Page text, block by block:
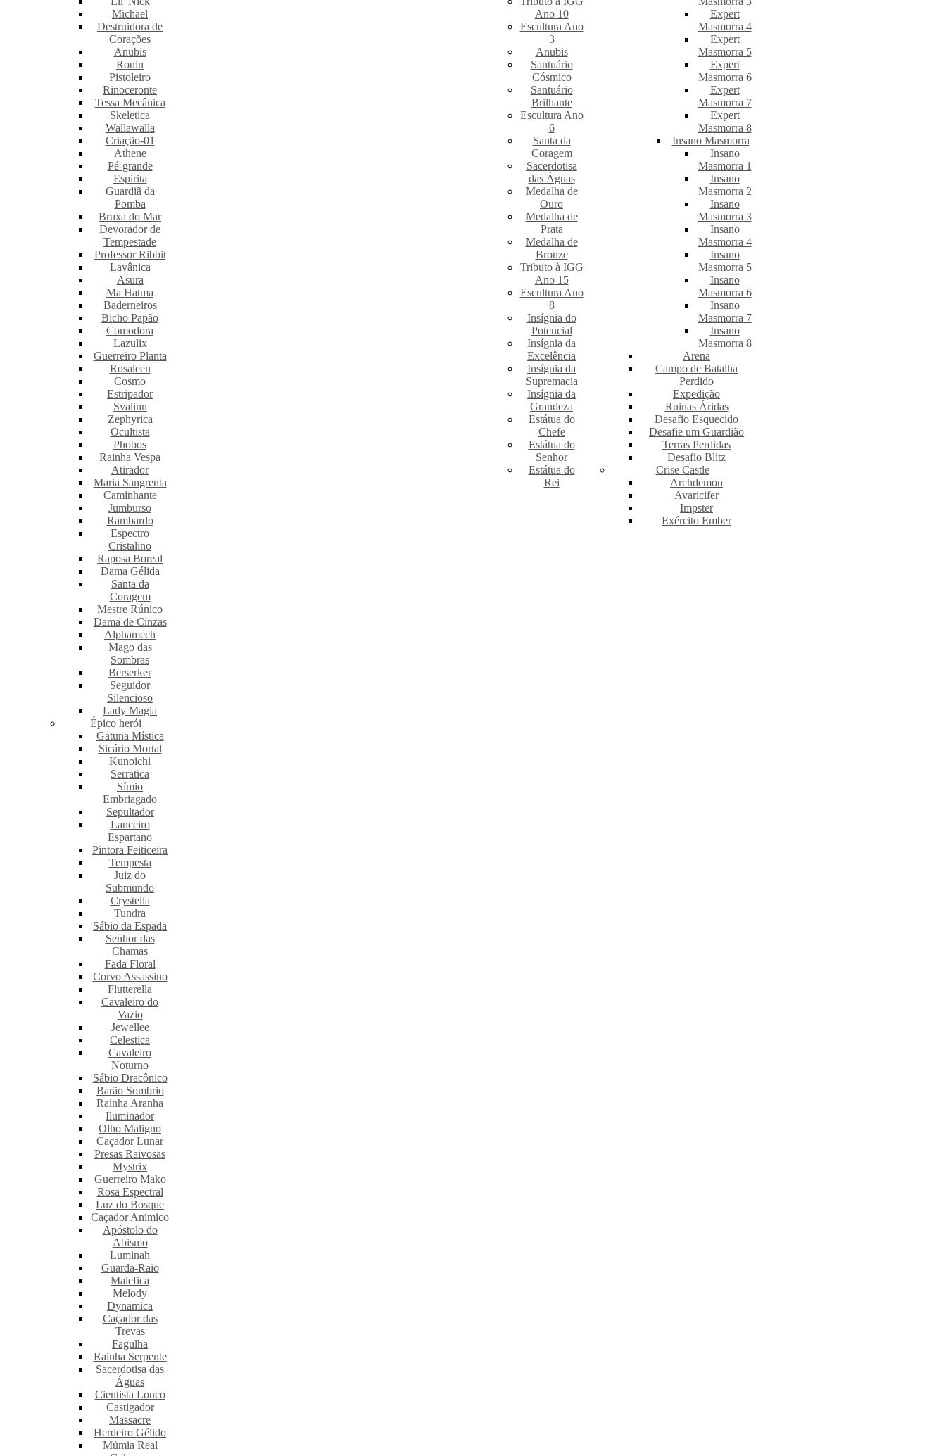
Michael
Destruidora de
Corações
Anubis
Ronin
Pistoleiro
Rinoceronte
Tessa Mecânica
Skeletica
Wallawalla
Criação-01
Athene
Pé-grande
Espirita
Guardiã da
Pomba
Bruxa do Mar
Devorador de
Tempestade
Professor Ribbit
Lavânica
Asura
Ma Hatma
Baderneiros
Bicho Papão
Comodora
Lazulix
Guerreiro Planta
Rosaleen
Cosmo
Estripador
Svalinn
Zephyrica
Ocultista
Phobos
Rainha Vespa
Atirador
Maria Sangrenta
Caminhante
Jumburso
Rambardo
Espectro
Cristalino
Raposa Boreal
Dama Gélida
Santa da
Coragem
Mestre Rúnico
Dama de Cinzas
Alphamech
Mago das
Sombras
Berserker
Seguidor
Silencioso
Lady Magia
Épico herói
Gatuna Mística
Sicário Mortal
Kunoichi
Serratica
Símio
Embriagado
Sepultador
Lanceiro
Espartano
Pintora Feiticeira
Tempesta
Juiz do
Submundo
Crystella
Tundra
Sábio da Espada
Senhor das
Chamas
Fada Floral
Corvo Assassino
Flutterella
Cavaleiro do
Vazio
Jewellee
Celestica
Cavaleiro
Noturno
Sábio Dracônico
Barão Sombrio
Rainha Aranha
Iluminador
Olho Maligno
Caçador Lunar
Presas Raivosas
Mystrix
Guerreiro Mako
Rosa Espectral
Luz do Bosque
Caçador Anímico
Apóstolo do
Abismo
Luminah
Guarda-Raio
Malefica
Melody
Dynamica
Caçador das
Trevas
Fagulha
Rainha Serpente
Sacerdotisa das
Águas
Cientista Louco
Castigador
Massacre
Herdeiro Gélido
Múmia Real
Ano 10
Escultura Ano
3
Anubis
Santuário
Cósmico
Santuário
Brilhante
Escultura Ano
6
Santa da
Coragem
Sacerdotisa
das Águas
Medalha de
Ouro
Medalha de
Prata
Medalha de
Bronze
Tributo à IGG
Ano 15
Escultura Ano
8
Insígnia do
Potencial
Insígnia da
Excelência
Insígnia da
Supremacia
Insígnia da
Grandeza
Estátua do
Chefe
Estátua do
Senhor
Estátua do
Rei
Expert
Masmorra 4
Expert
Masmorra 5
Expert
Masmorra 6
Expert
Masmorra 7
Expert
Masmorra 8
Insano Masmorra
Insano
Masmorra 1
Insano
Masmorra 2
Insano
Masmorra 3
Insano
Masmorra 4
Insano
Masmorra 5
Insano
Masmorra 6
Insano
Masmorra 7
Insano
Masmorra 8
Arena
Campo de Batalha
Perdido
Expedição
Ruinas Áridas
Desafio Esquecido
Desafie um Guardião
Terras Perdidas
Desafio Blitz
Crise Castle
Archdemon
Avaricifer
Impster
Exército Ember